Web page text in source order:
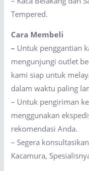
Tempered.
Cara Membeli
– Untuk penggantian
mengunjungi outlet
kami siap untuk
dalam waktu paling
– Untuk pengiriman
menggunakan
rekomendasi Anda.
– Segera
Kacamura,